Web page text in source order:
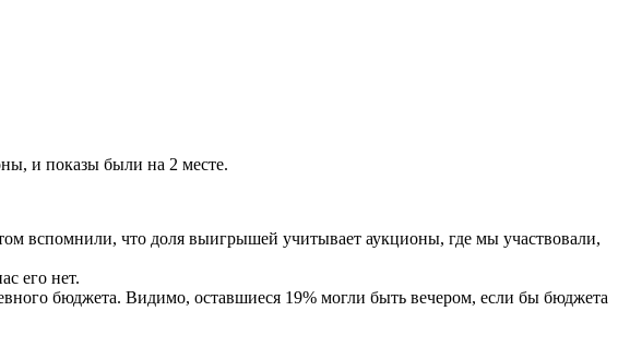
и показы были на 2 месте.
вспомнили, что доля выигрышей учитывает аукционы, где мы участвовали,
его нет.
бюджета. Видимо, оставшиеся 19% могли быть вечером, если бы бюджета